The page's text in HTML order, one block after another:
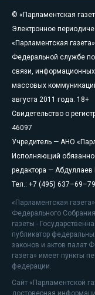
© «Парламентская
Электронное
«Парламентская
Федеральной службе
связи, информационных
массовых
августа 2011 года. 18+
Свидетельство о
46097
Учредитель — АНО
Исполняющий
редактора — Абдуллаев
Тел.: +7 (495)
«Парламентская
Федерального
газеты -
публикатор
законов и актов палат
газета» имеет пункты
федерации.
Сайт «Парламентской
достоверная